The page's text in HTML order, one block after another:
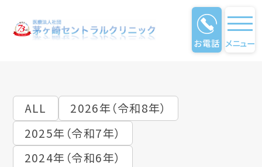
お電話 メニュー
ALL
2026年（令和8年）
2025年（令和7年）
2024年（令和6年）